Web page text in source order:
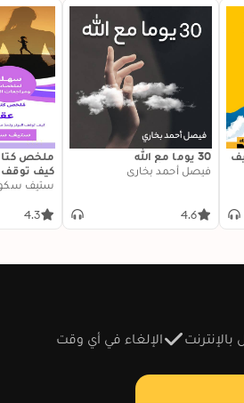
30 يوما مع الله
فيصل أحمد بخاري
4.6
ملخص
كيف توقف
نوبات
ستيف
4.3
الإلغاء في أي وقت